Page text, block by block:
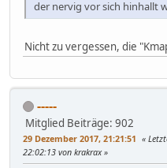
der nervig vor sich hinhallt
Nicht zu vergessen, die
-----
Mitglied Beiträge: 902
29 Dezember 2017, 21:21:51
22:02:13 von krakrax